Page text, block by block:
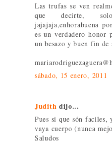
Las trufas se ven
que decirte,
jajajaja,enhorabuena
es un verdadero honor
un besazo y buen fin de
sábado, 15 enero, 2011
Judith dijo...
Pues si que són
vaya cuerpo (nunca
Saludos